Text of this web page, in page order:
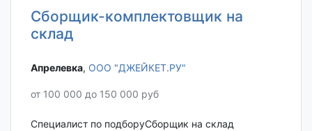
Сборщик-комплектовщик на
склад
Апрелевка‎, ООО "ДЖЕЙКЕТ.РУ"
от 100 000 до 150 000 руб
Специалист по подборуСборщик на склад